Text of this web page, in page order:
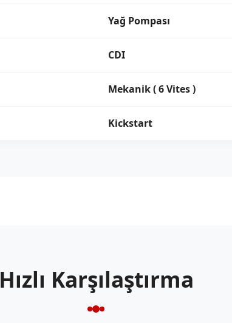
Yağ Pompası
CDI
Mekanik ( 6 Vites )
Kickstart
Hızlı Karşılaştırma